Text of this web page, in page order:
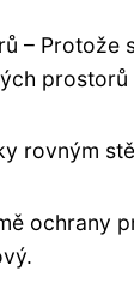
– Protože
rovným
ochrany